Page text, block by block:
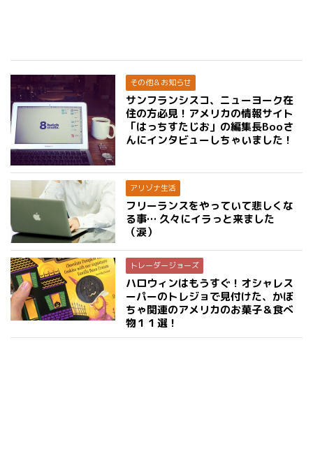
その他＆お知らせ
サンフランシスコ、ニューヨーク在
住の方必見！アメリカの情報サイト
「はっちすたじお」の編集長Booさ
んにインタビューしちゃいました！
アリゾナ生活
フリーランスをやっていて悲しくな
る事… 久々にイラっと来ました
（涙）
トレーダージョーズ
ハロウィンはもうすぐ！オシャレス
ーパーのトレジョで見付けた、かぼ
ちゃ関連のアメリカのお菓子＆食べ
物１１選！